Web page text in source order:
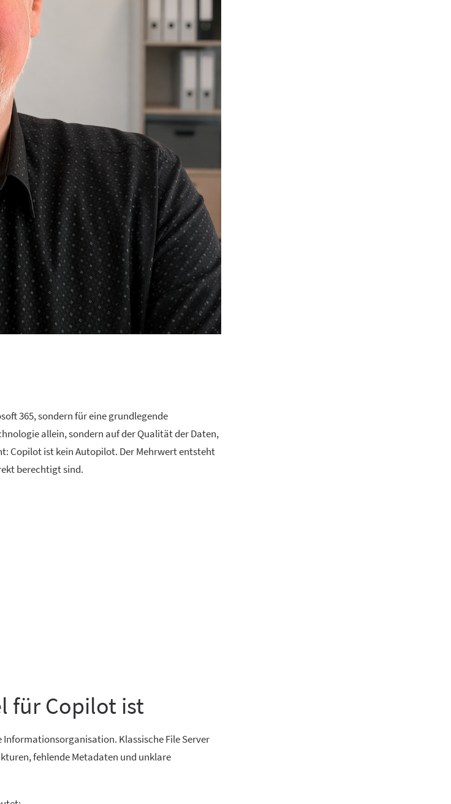
365, sondern für eine grundlegende
allein, sondern auf der Qualität der Daten,
Copilot ist kein Autopilot. Der Mehrwert entsteht
berechtigt sind.
für Copilot ist
Klassische File Server
fehlende Metadaten und unklare